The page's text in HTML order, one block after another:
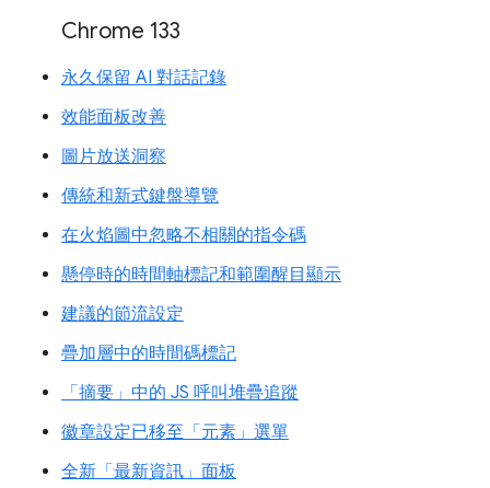
Chrome 133
永久保留 AI 對話記錄
效能面板改善
圖片放送洞察
傳統和新式鍵盤導覽
在火焰圖中忽略不相關的指令碼
懸停時的時間軸標記和範圍醒目顯示
建議的節流設定
疊加層中的時間碼標記
「摘要」中的 JS 呼叫堆疊追蹤
徽章設定已移至「元素」選單
全新「最新資訊」面板